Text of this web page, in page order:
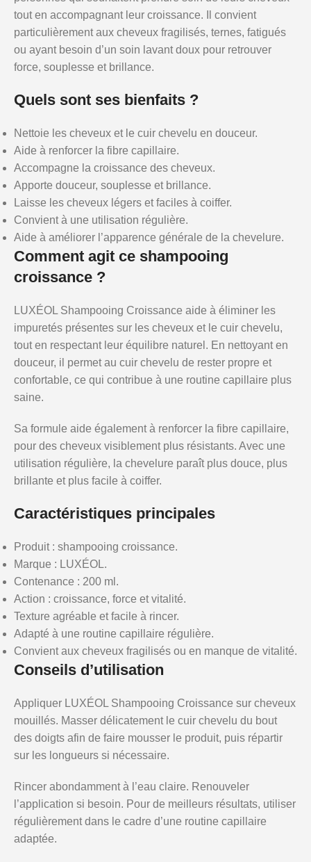
tout en accompagnant leur croissance. Il convient
particulièrement aux cheveux fragilisés, ternes, fatigués
ou ayant besoin d’un soin lavant doux pour retrouver
force, souplesse et brillance.
Quels sont ses bienfaits ?
Nettoie les cheveux et le cuir chevelu en douceur.
Aide à renforcer la fibre capillaire.
Accompagne la croissance des cheveux.
Apporte douceur, souplesse et brillance.
Laisse les cheveux légers et faciles à coiffer.
Convient à une utilisation régulière.
Aide à améliorer l’apparence générale de la chevelure.
Comment agit ce shampooing
croissance ?
LUXÉOL Shampooing Croissance aide à éliminer les
impuretés présentes sur les cheveux et le cuir chevelu,
tout en respectant leur équilibre naturel. En nettoyant en
douceur, il permet au cuir chevelu de rester propre et
confortable, ce qui contribue à une routine capillaire plus
saine.
Sa formule aide également à renforcer la fibre capillaire,
pour des cheveux visiblement plus résistants. Avec une
utilisation régulière, la chevelure paraît plus douce, plus
brillante et plus facile à coiffer.
Caractéristiques principales
Produit : shampooing croissance.
Marque : LUXÉOL.
Contenance : 200 ml.
Action : croissance, force et vitalité.
Texture agréable et facile à rincer.
Adapté à une routine capillaire régulière.
Convient aux cheveux fragilisés ou en manque de vitalité.
Conseils d’utilisation
Appliquer LUXÉOL Shampooing Croissance sur cheveux
mouillés. Masser délicatement le cuir chevelu du bout
des doigts afin de faire mousser le produit, puis répartir
sur les longueurs si nécessaire.
Rincer abondamment à l’eau claire. Renouveler
l’application si besoin. Pour de meilleurs résultats, utiliser
régulièrement dans le cadre d’une routine capillaire
adaptée.